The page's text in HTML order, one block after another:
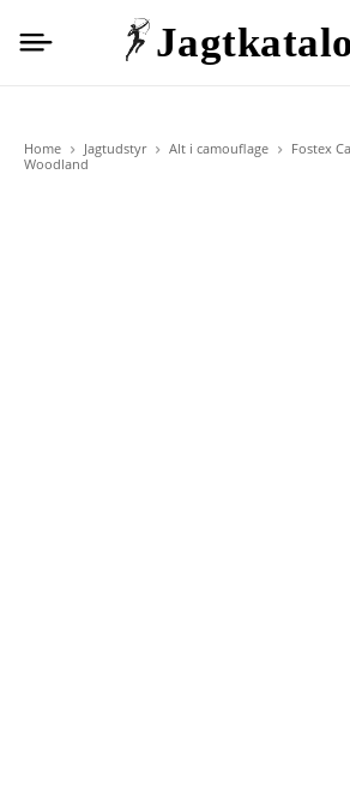
Home Jagtudstyr Alt i camouflage
Fostex
Woodland